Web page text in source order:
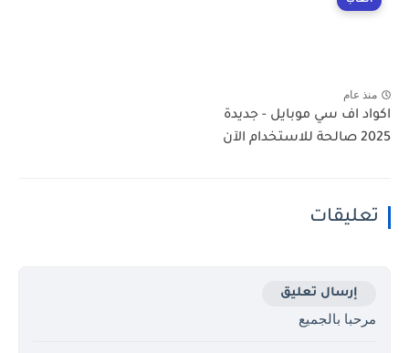
منذ عام
اكواد اف سي موبايل - جديدة
2025 صالحة للاستخدام الآن
تعليقات
إرسال تعليق
مرحبا بالجميع